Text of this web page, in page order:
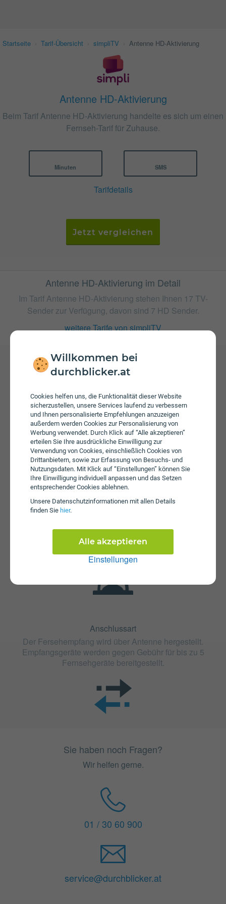
Willkommen bei
durchblicker.at
Cookies helfen uns, die Funktionalität dieser Website
sicherzustellen, unsere Services laufend zu verbessern
und Ihnen personalisierte Empfehlungen anzuzeigen
außerdem werden Cookies zur Personalisierung von
Werbung verwendet. Durch Klick auf “Alle akzeptieren”
erteilen Sie Ihre ausdrückliche Einwilligung zur
Verwendung von Cookies, einschließlich Cookies von
Drittanbietern, sowie zur Erfassung von Besuchs- und
Nutzungsdaten. Mit Klick auf “Einstellungen” können Sie
Ihre Einwilligung individuell anpassen und das Setzen
entsprechender Cookies ablehnen.
Unsere Daten­schutz­informationen mit allen Details
finden Sie hier.
Einstellungen
Alle akzeptieren
Startseite Tarif-Übersicht simpliTV Antenne HD-Aktivierung
Antenne HD-Aktivierung
Beim Tarif Antenne HD-Aktivierung handelte es sich um einen
Fernseh-Tarif für Zuhause.
Minuten SMS
Tarifdetails
Jetzt vergleichen
Antenne HD-Aktivierung im Detail
Im Tarif Antenne HD-Aktivierung stehen Ihnen 17 TV-
Sender zur Verfügung, davon sind 7 HD Sender.
weitere Tarife von simpliTV
Gebühren
Beim Tarif Antenne HD-Aktivierung fallen keine Gebühren
an.
Fristen
Der Tarif Antenne HD-Aktivierung ist ohne
Mindestvertragslaufzeit (ohne Bindung) erhältlich. Die
Anschlussart
Der Fersehempfang wird über Antenne hergestellt.
Empfangsgeräte werden gegen Gebühr für bis zu 5
Fernsehgeräte bereitgestellt.
Sie haben noch Fragen?
Wir helfen gerne.
01 / 30 60 900
service@durchblicker.at